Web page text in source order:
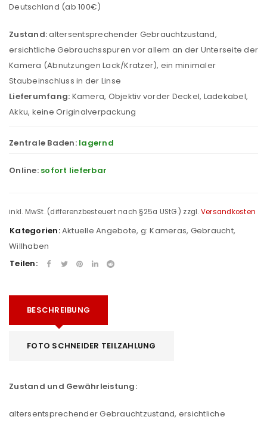
Deutschland (ab 100€)
Zustand:altersentsprechender Gebrauchtzustand,
ersichtliche Gebrauchsspuren vor allem an der Unterseite der
Kamera (Abnutzungen Lack/Kratzer), ein minimaler
Staubeinschluss in der Linse
Lieferumfang: Kamera, Objektiv vorder Deckel, Ladekabel,
Akku, keine Originalverpackung
Zentrale Baden: lagernd
Online: sofort lieferbar
inkl. MwSt. (differenzbesteuert nach §25a UStG.) zzgl. Versandkosten
Kategorien:Aktuelle Angebote, g: Kameras, Gebraucht,
Willhaben
Teilen:
BESCHREIBUNG
FOTO SCHNEIDER TEILZAHLUNG
Zustand und Gewährleistung:
altersentsprechender Gebrauchtzustand, ersichtliche